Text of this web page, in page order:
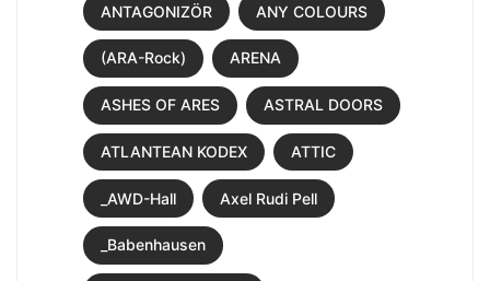
ANTAGONIZÖR ANY COLOURS
(ARA-Rock) ARENA
ASHES OF ARES ASTRAL DOORS
ATLANTEAN KODEX ATTIC
_AWD-Hall Axel Rudi Pell
_Babenhausen